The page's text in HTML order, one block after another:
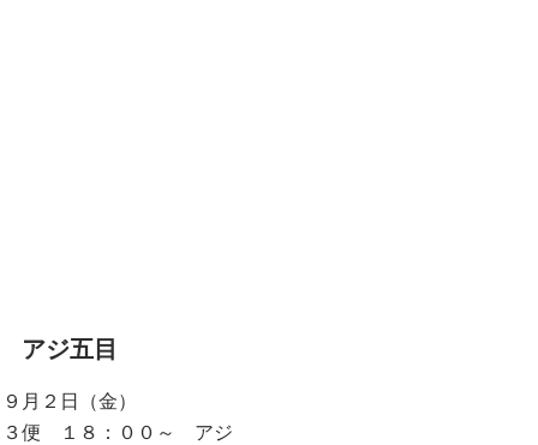
アジ五目
９月２日（金）
３便 １８：００～ アジ